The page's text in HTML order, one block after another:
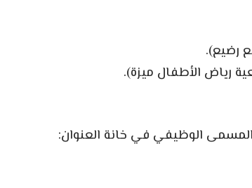
رضيع).
رياض الأطفال ميزة).
المسمى الوظيفي في خانة العنوان: